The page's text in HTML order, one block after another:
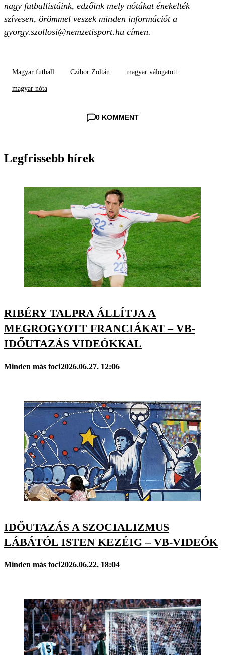
nagy futballistáink, edzőink mely nótákat énekelték
szívesen, örömmel veszek minden információt a
gyorgy.szollosi@nemzetisport.hu címen.
Magyar futball Czibor Zoltán magyar válogatott
magyar nóta
0 KOMMENT
Legfrissebb hírek
RIBÉRY TALPRA ÁLLÍTJA A
MEGROGYOTT FRANCIÁKAT – VB-
IDŐUTAZÁS VIDEÓKKAL
Minden más foci2026.06.27. 12:06
IDŐUTAZÁS A SZOCIALIZMUS
LÁBÁTÓL ISTEN KEZÉIG – VB-VIDEÓK
Minden más foci2026.06.22. 18:04